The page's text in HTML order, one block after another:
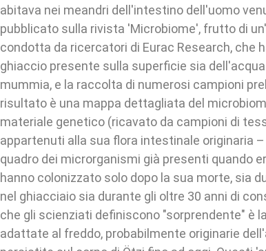
abitava nei meandri dell'intestino dell'uomo
pubblicato sulla rivista 'Microbiome', frutto di
condotta da ricercatori di Eurac Research, che
ghiaccio presente sulla superficie sia
mummia, e la raccolta di numerosi campioni
risultato è una mappa dettagliata del
materiale genetico (ricavato da campioni di
appartenuti alla sua flora intestinale originaria
quadro dei microrganismi già presenti quando
hanno colonizzato solo dopo la sua morte, sia
nel ghiacciaio sia durante gli oltre 30 anni di
che gli scienziati definiscono "sorprendente" è
adattate al freddo, probabilmente originarie